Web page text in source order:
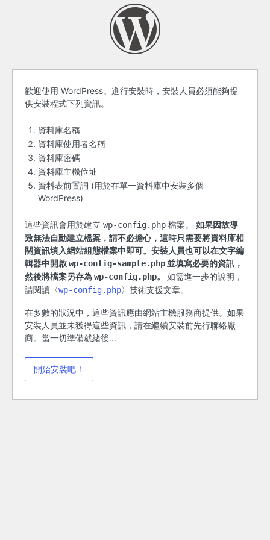
開
始
之
前
歡迎使用 WordPress。進行安裝時，安裝人員必須能夠提
供安裝程式下列資訊。
資料庫名稱
資料庫使用者名稱
資料庫密碼
資料庫主機位址
資料表前置詞 (用於在單一資料庫中安裝多個
WordPress)
這些資訊會用於建立 wp-config.php 檔案。 如果因故導
致無法自動建立檔案，請不必擔心，這時只需要將資料庫相
關資訊填入網站組態檔案中即可。安裝人員也可以在文字編
輯器中開啟wp-config-sample.php並填寫必要的資訊，
然後將檔案另存為wp-config.php。 如需進一步的說明，
請閱讀〈wp-config.php〉技術支援文章。
在多數的狀況中，這些資訊應由網站主機服務商提供。如果
安裝人員並未獲得這些資訊，請在繼續安裝前先行聯絡廠
商。當一切準備就緒後...
開始安裝吧！